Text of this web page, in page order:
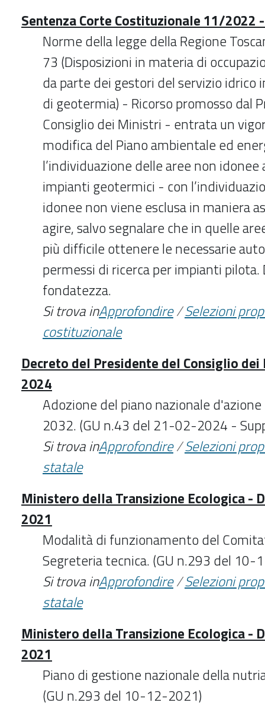
Sentenza Corte Costituzionale 11/2022
Norme della legge della Regione
73 (Disposizioni in materia di
da parte dei gestori del servizio
di geotermia) - Ricorso promosso dal
Consiglio dei Ministri - entrata un
modifica del Piano ambientale ed
l’individuazione delle aree non idonee
impianti geotermici - con
idonee non viene esclusa in maniera
agire, salvo segnalare che in quelle
più difficile ottenere le necessarie
permessi di ricerca per impianti pilota.
fondatezza.
Si trova inApprofondire/Selezioni
costituzionale
Decreto del Presidente del Consiglio
2024
Adozione del piano nazionale
2032. (GU n.43 del 21-02-2024 -
Si trova inApprofondire/Selezioni
statale
Ministero della Transizione Ecologica -
2021
Modalità di funzionamento del
Segreteria tecnica. (GU n.293 del 10-
Si trova inApprofondire/Selezioni
statale
Ministero della Transizione Ecologica -
2021
Piano di gestione nazionale della
(GU n.293 del 10-12-2021)